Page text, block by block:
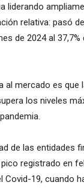
liderando
relativa: pasó
de 2024 al
al mercado es que
los niveles
de las entidades
registrado en
Covid-19, cuando